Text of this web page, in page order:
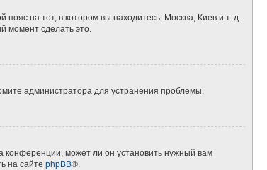
на тот, в котором вы находитесь: Москва, Киев и т. д.
момент сделать это.
администратора для устранения проблемы.
конференции, может ли он установить нужный вам
на сайте phpBB®.